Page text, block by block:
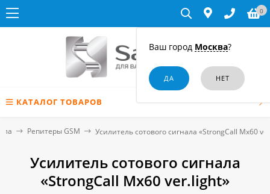
Ваш город Москва?
0
КАТАЛОГ ТОВАРОВ
Репитеры GSM Усилитель сотового сигнала «StrongCall Mx60
Усилитель сотового сигнала
«StrongCall Mx60 ver.light»